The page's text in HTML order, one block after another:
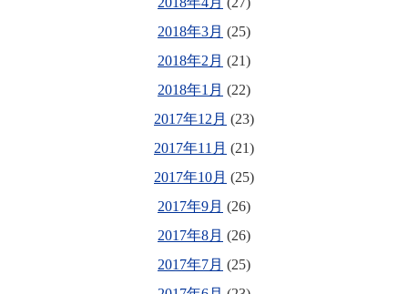
2018年3月 (25)
2018年2月 (21)
2018年1月 (22)
2017年12月 (23)
2017年11月 (21)
2017年10月 (25)
2017年9月 (26)
2017年8月 (26)
2017年7月 (25)